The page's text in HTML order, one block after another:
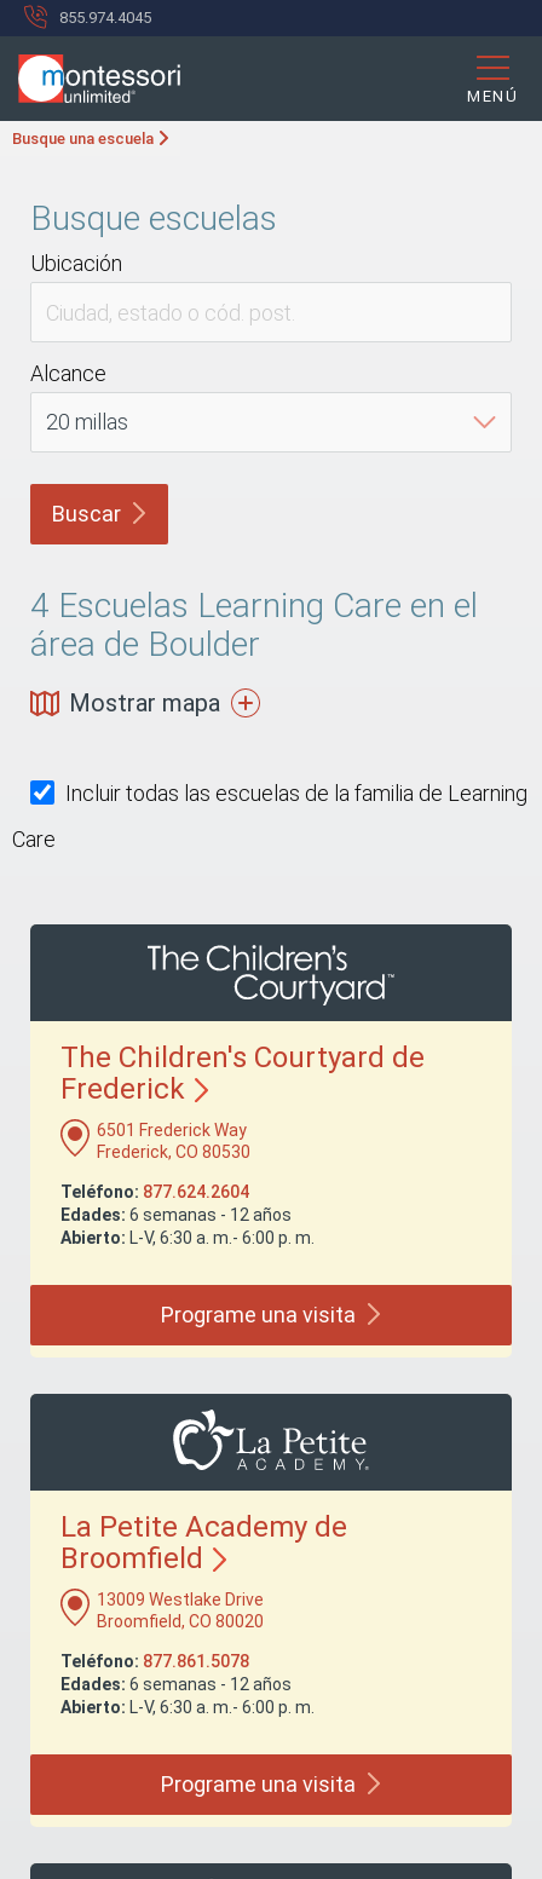
855.974.4045
MENÚ
Busque una escuela
Busque escuelas
Ubicación
Alcance
Buscar
4 Escuelas Learning Care en el
área de Boulder
Mostrar mapa
Incluir todas las escuelas de la familia de Learning
Care
The Children's Courtyard de
Frederick
6501 Frederick Way
Frederick, CO 80530
Teléfono: 877.624.2604
Edades: 6 semanas - 12 años
Abierto: L-V, 6:30 a. m.- 6:00 p. m.
Programe una visita
La Petite Academy de
Broomfield
13009 Westlake Drive
Broomfield, CO 80020
Teléfono: 877.861.5078
Edades: 6 semanas - 12 años
Abierto: L-V, 6:30 a. m.- 6:00 p. m.
Programe una visita